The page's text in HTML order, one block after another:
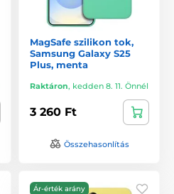
MagSafe szilikon tok,
Samsung Galaxy S25
Plus, menta
Raktáron, kedden 8. 11. Önnél
3 260 Ft
Összehasonlítás
Ár-érték arány